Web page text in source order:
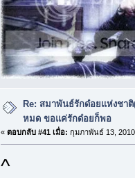
Re: สมาพันธ์รักด๋อยแห่งชา
หมด ขอแค่รักด๋อยก็พอ
« ตอบกลับ #41 เมื่อ: กุมภาพันธ์ 13,
^